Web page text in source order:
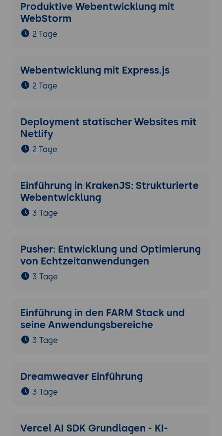
Produktive Webentwicklung mit
WebStorm
2 Tage
Webentwicklung mit Express.js
2 Tage
Deployment statischer Websites mit
Netlify
2 Tage
Einführung in KrakenJS: Strukturierte
Webentwicklung
3 Tage
Pusher: Entwicklung und Optimierung
von Echtzeitanwendungen
3 Tage
Einführung in den FARM Stack und
seine Anwendungsbereiche
3 Tage
Dreamweaver Einführung
3 Tage
Vercel AI SDK Grundlagen - KI-